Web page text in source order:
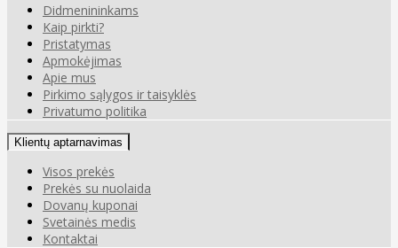
Didmenininkams
Kaip pirkti?
Pristatymas
Apmokėjimas
Apie mus
Pirkimo sąlygos ir taisyklės
Privatumo politika
Klientų aptarnavimas
Visos prekės
Prekės su nuolaida
Dovanų kuponai
Svetainės medis
Kontaktai